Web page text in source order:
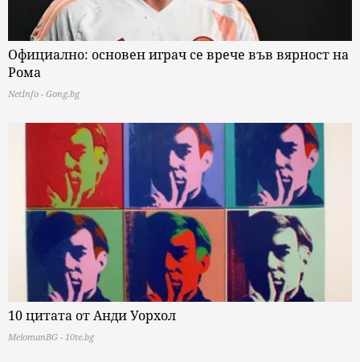
Официално: основен играч се врече във вярност на
Рома
NetInfo - Gong.bg
10 цитата от Анди Уорхол
MelomanBG - 10te.bg